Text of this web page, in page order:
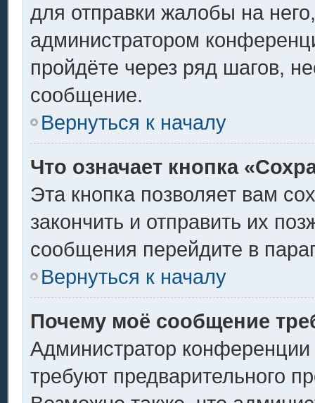
для отправки жалобы на
администратором
пройдёте через ряд шагов,
сообщение.
Вернуться к началу
Что означает кнопка
Эта кнопка позволяет вам
закончить и отправить их
сообщения перейдите в
Вернуться к началу
Почему моё сообщение
Администратор
требуют предварительного